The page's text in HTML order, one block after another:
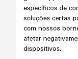
de
edifícios
Soluções
para
de
Comandos
Sistemas
específicos de
soluções certas
com nossos
afetar
dispositivos.